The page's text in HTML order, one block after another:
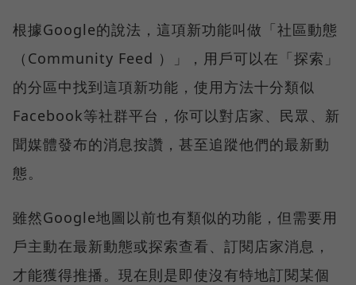
根據Google的說法，這項新功能叫做「社區動態
（Community Feed ）」，用戶可以在「探索」
的分區中找到這項新功能，使用方法十分類似
Facebook等社群平台，你可以對店家、民眾、新
聞媒體發布的消息按讚，甚至追蹤他們的最新動
態。
雖然Google地圖以前也有類似的功能，但需要用
戶主動在最新動態或探索查看、訂閱店家消息，
才能獲得推播。現在則是即使沒有特地訂閱某個